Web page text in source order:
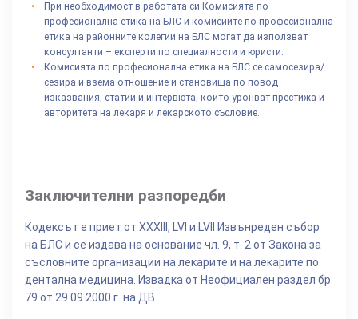
При необходимост в работата си Комисията по
професионална етика на БЛС и комисиите по професионална
етика на районните колегии на БЛС могат да използват
консултанти – експерти по специалности и юристи.
Комисията по професионална етика на БЛС се самосезира/
сезира и взема отношение и становища по повод
изказвания, статии и интервюта, които уронват престижа и
авторитета на лекаря и лекарското съсловие.
Заключителни разпоредби
Кодексът е приет от XXXIII, LVI и LVII Извънреден събор
на БЛС и се издава на основание чл. 9, т. 2 от Закона за
съсловните организации на лекарите и на лекарите по
дентална медицина. Извадка от Неофициален раздел бр.
79 от 29.09.2000 г. на ДВ.